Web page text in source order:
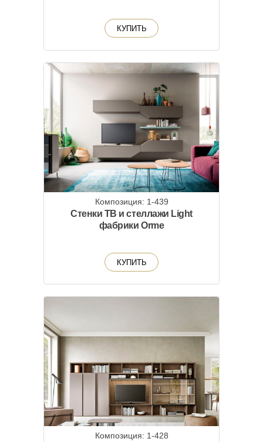
КУПИТЬ
Композиция: 1-439
Стенки ТВ и стеллажи Light
фабрики Orme
КУПИТЬ
Композиция: 1-428